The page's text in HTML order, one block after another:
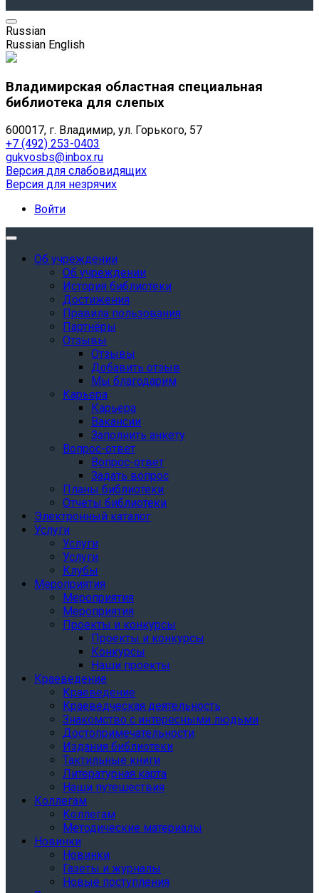
Russian
Russian English
Владимирская областная специальная
библиотека для слепых
600017, г. Владимир, ул. Горького, 57
+7 (492) 253-0403
gukvosbs@inbox.ru
Версия для слабовидящих
Версия для незрячих
Войти
Об учреждении
Об учреждении
История библиотеки
Достижения
Правила пользования
Партнёры
Отзывы
Отзывы
Добавить отзыв
Мы благодарим
Карьера
Карьера
Вакансии
Заполнить анкету
Вопрос-ответ
Вопрос-ответ
Задать вопрос
Планы библиотеки
Отчеты библиотеки
Электронный каталог
Услуги
Услуги
Услуги
Клубы
Мероприятия
Мероприятия
Мероприятия
Проекты и конкурсы
Проекты и конкурсы
Конкурсы
Наши проекты
Краеведение
Краеведение
Краеведческая деятельность
Знакомство с интересными людьми
Достопримечательности
Издания библиотеки
Тактильные книги
Литературная карта
Наши путешествия
Коллегам
Коллегам
Методические материалы
Новинки
Новинки
Газеты и журналы
Новые поступления